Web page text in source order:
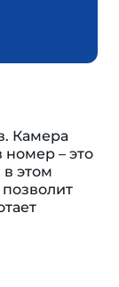
Камера
номер – это
этом